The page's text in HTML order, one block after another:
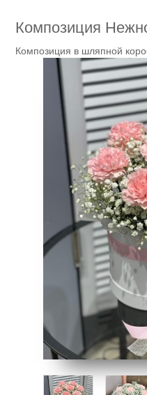
Композиция
Композиция в шляпной